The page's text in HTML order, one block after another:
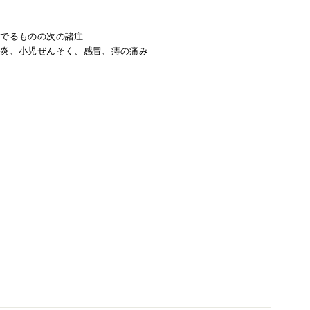
るものの次の諸症
、小児ぜんそく、感冒、痔の痛み